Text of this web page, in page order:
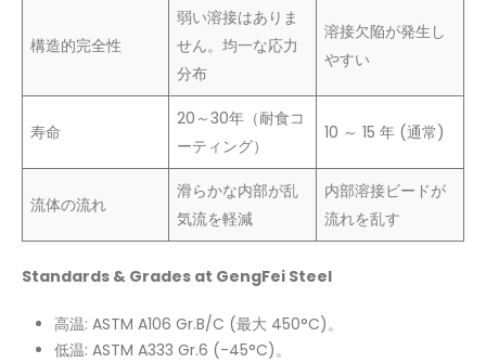
構造的完全性
弱い溶接はありま
せん。均一な応力
分布
溶接欠陥が発生し
やすい
寿命
20～30年（耐食コ
ーティング）
10 ～ 15 年 (通常)
流体の流れ
滑らかな内部が乱
気流を軽減
内部溶接ビードが
流れを乱す
Standards & Grades at GengFei Steel
高温: ASTM A106 Gr.B/C (最大 450°C)。
低温: ASTM A333 Gr.6 (-45°C)。